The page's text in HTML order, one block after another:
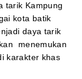
tarik Kampung
kota batik
daya tarik
menemukan
karakter khas